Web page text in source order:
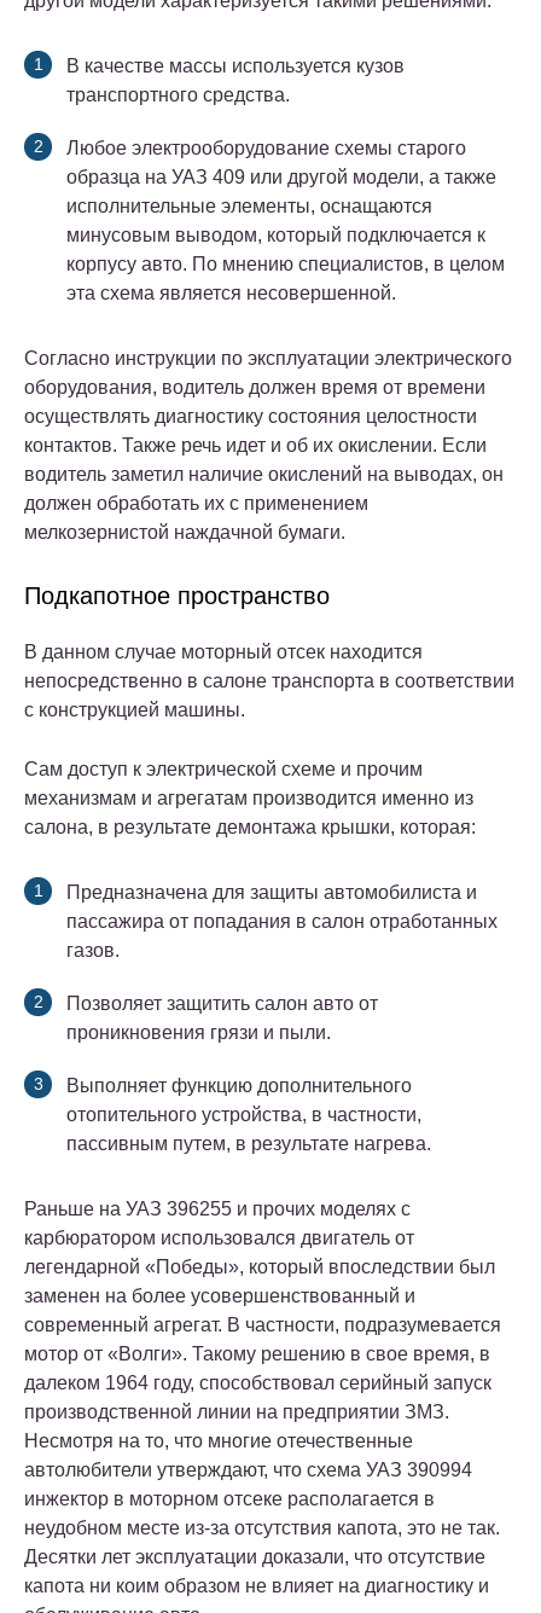
В качестве массы используется кузов
транспортного средства.
Любое электрооборудование схемы старого
образца на УАЗ 409 или другой модели, а также
исполнительные элементы, оснащаются
минусовым выводом, который подключается к
корпусу авто. По мнению специалистов, в целом
эта схема является несовершенной.
Согласно инструкции по эксплуатации электрического
оборудования, водитель должен время от времени
осуществлять диагностику состояния целостности
контактов. Также речь идет и об их окислении. Если
водитель заметил наличие окислений на выводах, он
должен обработать их с применением
мелкозернистой наждачной бумаги.
Подкапотное пространство
В данном случае моторный отсек находится
непосредственно в салоне транспорта в соответствии
с конструкцией машины.
Сам доступ к электрической схеме и прочим
механизмам и агрегатам производится именно из
салона, в результате демонтажа крышки, которая:
Предназначена для защиты автомобилиста и
пассажира от попадания в салон отработанных
газов.
Позволяет защитить салон авто от
проникновения грязи и пыли.
Выполняет функцию дополнительного
отопительного устройства, в частности,
пассивным путем, в результате нагрева.
Раньше на УАЗ 396255 и прочих моделях с
карбюратором использовался двигатель от
легендарной «Победы», который впоследствии был
заменен на более усовершенствованный и
современный агрегат. В частности, подразумевается
мотор от «Волги». Такому решению в свое время, в
далеком 1964 году, способствовал серийный запуск
производственной линии на предприятии ЗМЗ.
Несмотря на то, что многие отечественные
автолюбители утверждают, что схема УАЗ 390994
инжектор в моторном отсеке располагается в
неудобном месте из-за отсутствия капота, это не так.
Десятки лет эксплуатации доказали, что отсутствие
капота ни коим образом не влияет на диагностику и